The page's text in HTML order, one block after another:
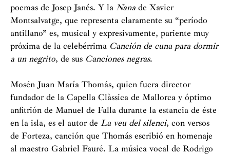
poemas de Josep Janés. Y la Nana de Xavier
Montsalvatge, que representa claramente su “período
antillano” es, musical y expresivamente, pariente muy
próxima de la celebérrima Canción de cuna para dormir
a un negrito, de sus Canciones negras.
Mosén Juan María Thomás, quien fuera director
fundador de la Capella Clàssica de Mallorca y óptimo
anfitrión de Manuel de Falla durante la estancia de éste
en la isla, es el autor de La veu del silenci, con versos
de Forteza, canción que Thomás escribió en homenaje
al maestro Gabriel Fauré. La música vocal de Rodrigo